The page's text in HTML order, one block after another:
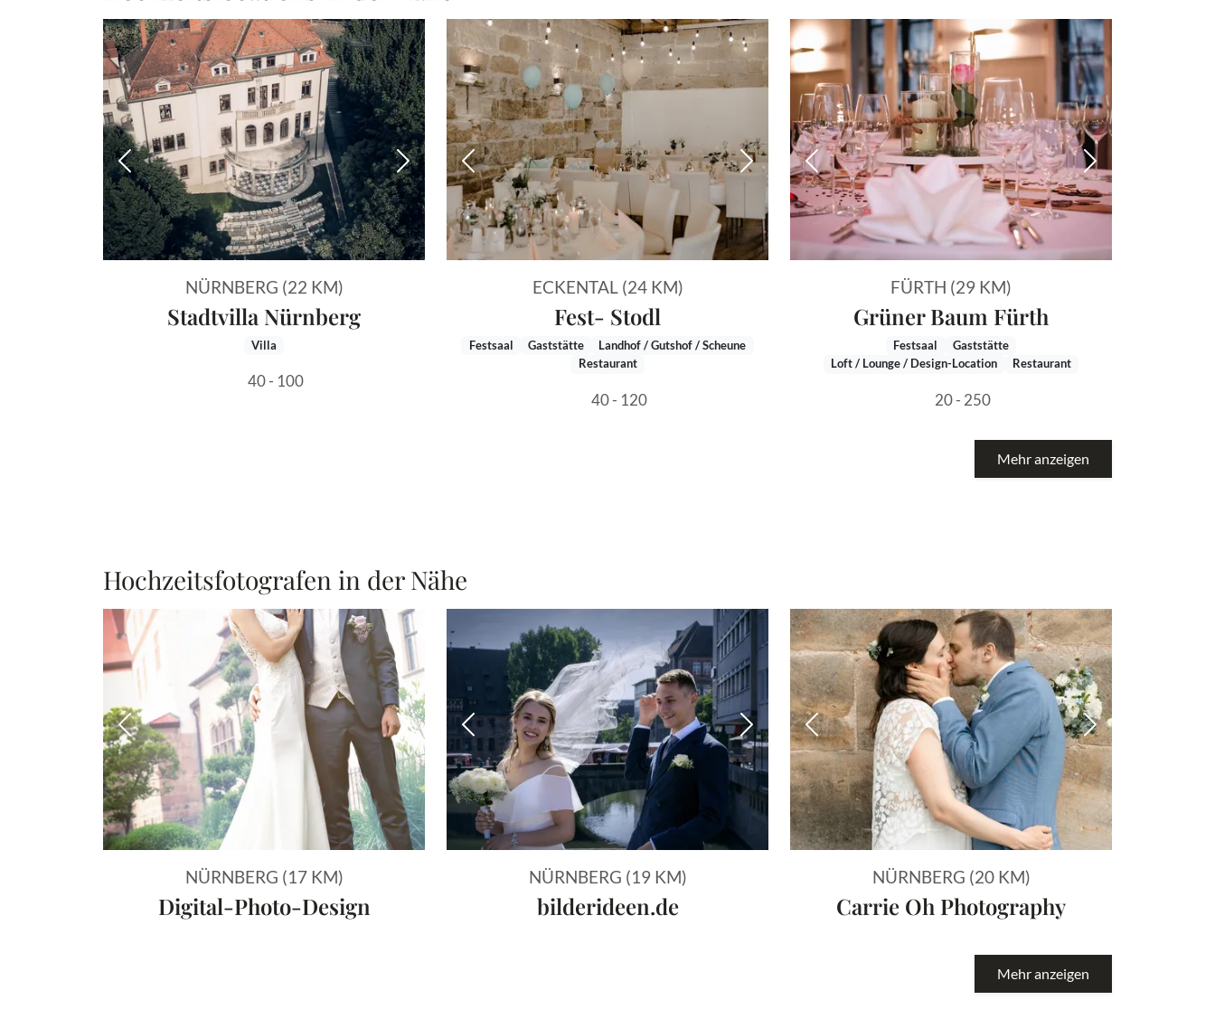
Vorheriges Bild Nächstes Bild
NÜRNBERG (22 KM)
Stadtvilla Nürnberg
Villa
40 - 100
Vorheriges Bild Nächstes Bild
ECKENTAL (24 KM)
Fest- Stodl
Festsaal Gaststätte
Landhof / Gutshof / Scheune
Restaurant
40 - 120
Vorheriges Bild Nächstes Bild
FÜRTH (29 KM)
Grüner Baum Fürth
Festsaal
Gaststätte
Loft / Lounge / Design-Location
Restaurant
20 - 250
Mehr anzeigen
Hochzeitsfotografen in der Nähe
Vorheriges Bild Nächstes Bild
NÜRNBERG (17 KM)
Digital-Photo-Design
Vorheriges Bild Nächstes Bild
NÜRNBERG (19 KM)
bilderideen.de
Vorheriges Bild Nächstes Bild
NÜRNBERG (20 KM)
Carrie Oh Photography
Mehr anzeigen